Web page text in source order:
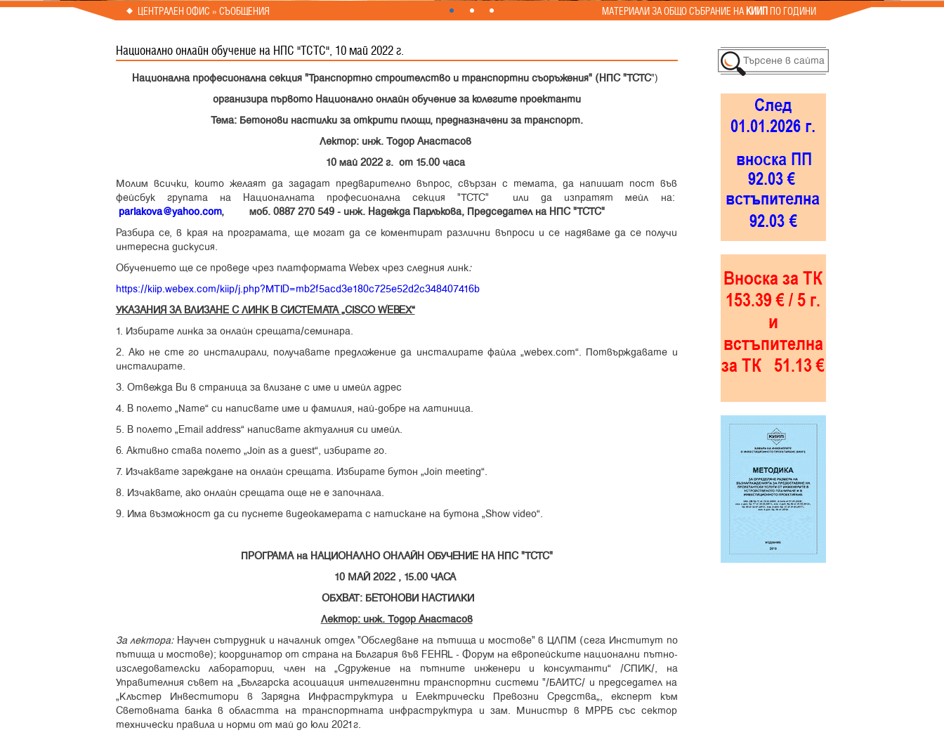
PrevNext ЦЕНТРАЛЕН ОФИС » СЪОБЩЕНИЯ МАТЕРИАЛИ ЗА ОБЩО СЪБРАНИЕ НАКИИППО ГОДИНИ
Национално онлайн обучение на НПС "ТСТС", 10 май 2022 г.
Национална професионална секция "Транспортно строителство и транспортни съоръжения" (НПС "ТСТС")
организира първото Национално онлайн обучение за колегите проектанти
Тема: Бетонови настилки за открити площи, предназначени за транспорт.
Лектор: инж. Тодор Анастасов
10 май 2022 г. от 15.00 часа
Молим всички, които желаят да зададат предварително въпрос, свързан с темата, да напишат пост във
фейсбук групата на Националната професионална секция "ТСТС" или да изпратят мейл на:
parlakova@yahoo.com, моб. 0887 270 549 - инж. Надежда Парлъкова, Председател на НПС "ТСТС"
Разбира се, в края на програмата, ще могат да се коментират различни въпроси и се надяваме да се получи
интересна дискусия.
Обучението ще се проведе чрез платформата Webex чрез следния линк:
https://kiip.webex.com/kiip/j.php?MTID=mb2f5acd3e180c725e52d2c348407416b
УКАЗАНИЯ ЗА ВЛИЗАНЕ С ЛИНК В СИСТЕМАТА“CISCO WEBEX”
1. Избирате линка за онлайн срещата/семинара.
2. Ако не сте го инсталирали, получавате предложение да инсталирате файла “webex.com”. Потвърждавате и
инсталирате.
3. Отвежда Ви в страница за влизане с име и имейл адрес
4. В полето “Name” си написвате име и фамилия, най-добре на латиница.
5. В полето “Email address” написвате актуалния си имейл.
6. Активно става полето “Join as a guest”, избирате го.
7. Изчаквате зареждане на онлайн срещата. Избирате бутон “Join meeting”.
8. Изчаквате, ако онлайн срещата още не е започнала.
9. Има възможност да си пуснете видеокамерата с натискане на бутона “Show video”.
ПРОГРАМА на НАЦИОНАЛНО ОНЛАЙН ОБУЧЕНИЕ НА НПС "ТСТС"
10 МАЙ 2022 , 15.00 ЧАСА
ОБХВАТ: БЕТОНОВИ НАСТИЛКИ
Лектор: инж. Тодор Анастасов
За лектора:Научен сътрудник и началник отдел "Обследване на пътища и мостове" в ЦЛПМ (сега Институт по
пътища и мостове); координатор от страна на България във FEHRL - Форум на европейските национални пътно-
изследователски лаборатории, член на „Сдружение на пътните инженери и консултанти” /СПИК/, на
Управителния съвет на “Българска асоциация интелигентни транспортни системи "/БАИТС/ и председател на
„Клъстер Инвеститори в Зарядна Инфраструктура и Електрически Превозни Средства“, експерт към
Световната банка в областта на транспортната инфраструктура и зам. Министър в МРРБ със сектор
технически правила и норми от май до юли 2021г.